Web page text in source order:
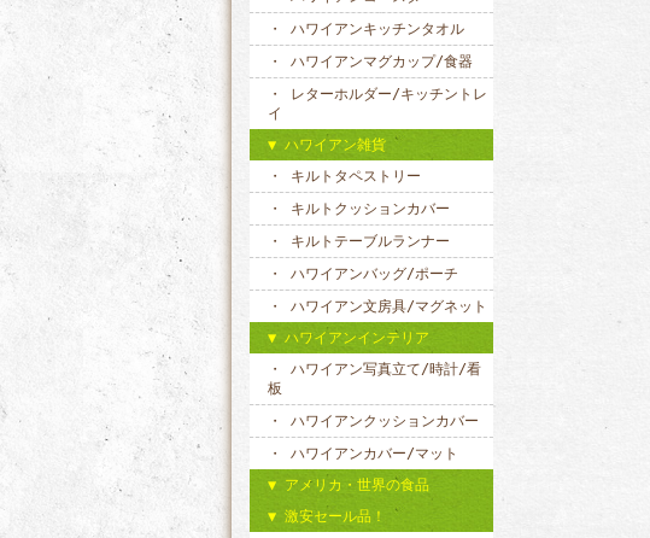
ハワイアンキッチンタオル
ハワイアンマグカップ/食器
レターホルダー/キッチントレ
イ
ハワイアン雑貨
キルトタペストリー
キルトクッションカバー
キルトテーブルランナー
ハワイアンバッグ/ポーチ
ハワイアン文房具/マグネット
ハワイアンインテリア
ハワイアン写真立て/時計/看
板
ハワイアンクッションカバー
ハワイアンカバー/マット
アメリカ・世界の食品
激安セール品！